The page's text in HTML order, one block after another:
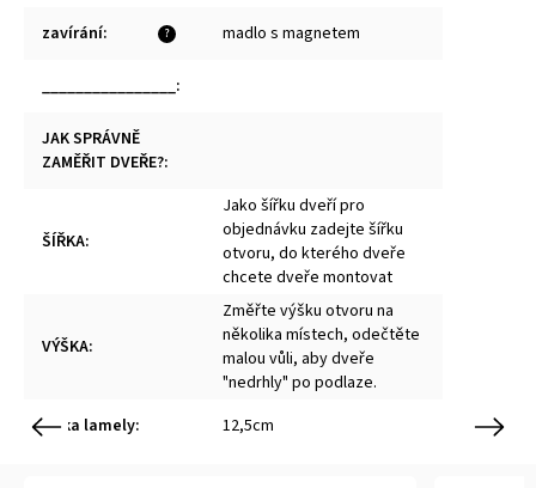
?
zavírání: madlo s magnetem
:
JAK SPRÁVNĚ
ZAMĚŘIT DVEŘE?:
ŠÍŘKA:
Jako šířku dveří pro
objednávku zadejte šířku
otvoru, do kterého dveře
chcete dveře montovat
VÝŠKA:
Změřte výšku otvoru na
několika místech, odečtěte
malou vůli, aby dveře
"nedrhly" po podlaze.
Šířka lamely: 12,5cm
Previous Next